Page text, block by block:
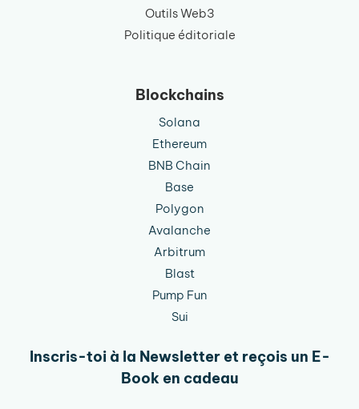
Outils Web3
Politique éditoriale
Blockchains
Solana
Ethereum
BNB Chain
Base
Polygon
Avalanche
Arbitrum
Blast
Pump Fun
Sui
Inscris-toi à la Newsletter et reçois un E-
Book en cadeau